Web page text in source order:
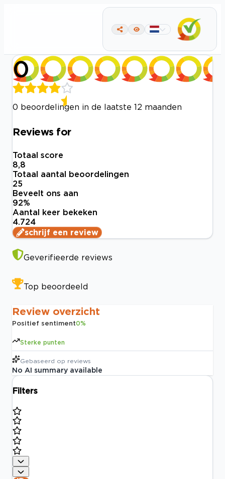
0
0 beoordelingen in de laatste 12 maanden
Reviews for
Totaal score
8,8
Totaal aantal beoordelingen
25
Beveelt ons aan
92%
Aantal keer bekeken
4.724
schrijf een review
Geverifieerde reviews
Top beoordeeld
Review overzicht
Positief sentiment0%
Sterke punten
Gebaseerd op reviews
No AI summary available
Filters